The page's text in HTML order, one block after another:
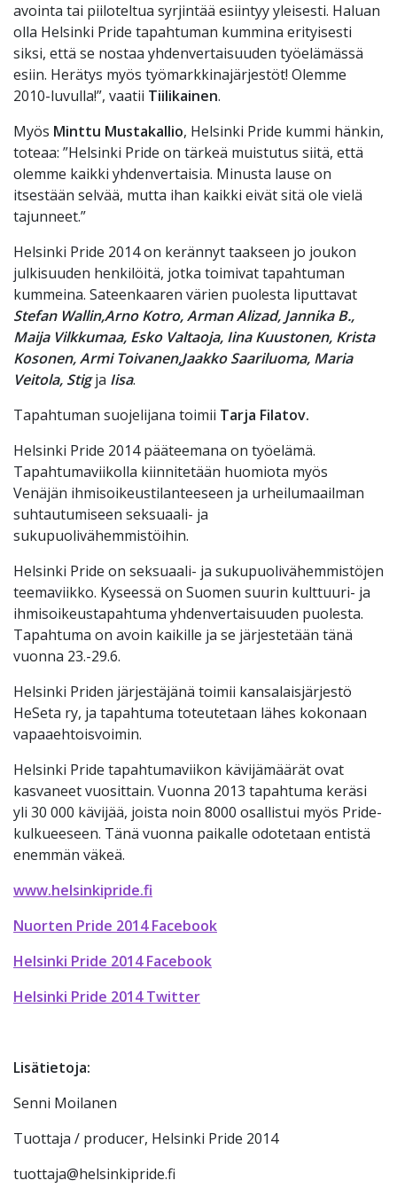
avointa tai piiloteltua syrjintää esiintyy yleisesti. Haluan
olla Helsinki Pride tapahtuman kummina erityisesti
siksi, että se nostaa yhdenvertaisuuden työelämässä
esiin. Herätys myös työmarkkinajärjestöt! Olemme
2010-luvulla!”, vaatii Tiilikainen.
Myös Minttu Mustakallio, Helsinki Pride kummi hänkin,
toteaa: ”Helsinki Pride on tärkeä muistutus siitä, että
olemme kaikki yhdenvertaisia. Minusta lause on
itsestään selvää, mutta ihan kaikki eivät sitä ole vielä
tajunneet.”
Helsinki Pride 2014 on kerännyt taakseen jo joukon
julkisuuden henkilöitä, jotka toimivat tapahtuman
kummeina. Sateenkaaren värien puolesta liputtavat
Stefan Wallin,Arno Kotro, Arman Alizad, Jannika B.,
Maija Vilkkumaa, Esko Valtaoja, Iina Kuustonen, Krista
Kosonen, Armi Toivanen,Jaakko Saariluoma, Maria
Veitola, Stigja Iisa.
Tapahtuman suojelijana toimii Tarja Filatov.
Helsinki Pride 2014 pääteemana on työelämä.
Tapahtumaviikolla kiinnitetään huomiota myös
Venäjän ihmisoikeustilanteeseen ja urheilumaailman
suhtautumiseen seksuaali- ja
sukupuolivähemmistöihin.
Helsinki Pride on seksuaali- ja sukupuolivähemmistöjen
teemaviikko. Kyseessä on Suomen suurin kulttuuri- ja
ihmisoikeustapahtuma yhdenvertaisuuden puolesta.
Tapahtuma on avoin kaikille ja se järjestetään tänä
vuonna 23.-29.6.
Helsinki Priden järjestäjänä toimii kansalaisjärjestö
HeSeta ry, ja tapahtuma toteutetaan lähes kokonaan
vapaaehtoisvoimin.
Helsinki Pride tapahtumaviikon kävijämäärät ovat
kasvaneet vuosittain. Vuonna 2013 tapahtuma keräsi
yli 30 000 kävijää, joista noin 8000 osallistui myös Pride-
kulkueeseen. Tänä vuonna paikalle odotetaan entistä
enemmän väkeä.
www.helsinkipride.fi
Nuorten Pride 2014 Facebook
Helsinki Pride 2014 Facebook
Helsinki Pride 2014 Twitter
Lisätietoja:
Senni Moilanen
Tuottaja / producer, Helsinki Pride 2014
tuottaja@helsinkipride.fi